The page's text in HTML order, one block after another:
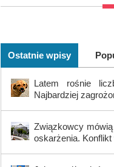
Ostatnie wpisy
Latem rośnie
Najbardziej
Związkowcy
oskarżenia.